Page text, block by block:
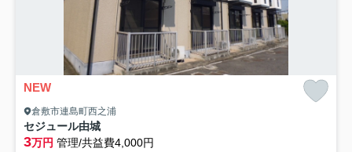
NEW
倉敷市連島町西之浦
セジュール由城
3万円 管理/共益費4,000円